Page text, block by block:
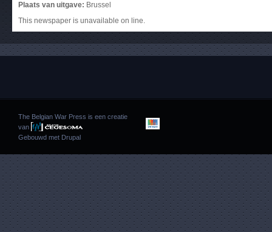
Plaats van uitgave: Brussel
This newspaper is unavailable on line.
The Belgian War Press is een creatie
van
Gebouwd met Drupal